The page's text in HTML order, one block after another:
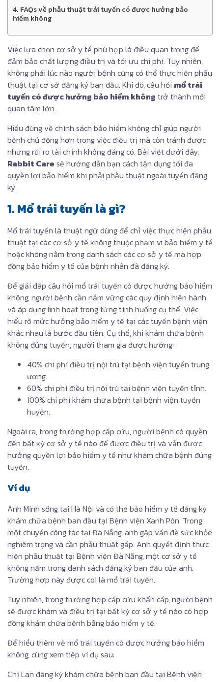
4. FAQs về phẫu thuật trái tuyến có được hưởng bảo
hiểm không
Việc lựa chọn cơ sở y tế phù hợp là điều quan trọng để
đảm bảo chất lượng điều trị và tối ưu chi phí. Tuy nhiên,
không phải lúc nào người bệnh cũng có thể thực hiện phẫu
thuật tại cơ sở đăng ký ban đầu. Khi đó, câu hỏi mổ trái
tuyến có được hưởng bảo hiểm không trở thành mối
quan tâm lớn.
Hiểu đúng về chính sách bảo hiểm không chỉ giúp người
bệnh chủ động hơn trong việc điều trị mà còn tránh được
những rủi ro tài chính không đáng có. Bài viết dưới đây,
Rabbit Care sẽ hướng dẫn bạn cách tận dụng tối đa
quyền lợi bảo hiểm khi phải phẫu thuật ngoài tuyến đăng
ký.
1. Mổ trái tuyến là gì?
Mổ trái tuyến là thuật ngữ dùng để chỉ việc thực hiện phẫu
thuật tại các cơ sở y tế không thuộc phạm vi bảo hiểm y tế
hoặc không nằm trong danh sách các cơ sở y tế mà hợp
đồng bảo hiểm y tế của bệnh nhân đã đăng ký.
Để giải đáp câu hỏi mổ trái tuyến có được hưởng bảo hiểm
không, người bệnh cần nắm vững các quy định hiện hành
và áp dụng linh hoạt trong từng tình huống cụ thể. Việc
hiểu rõ mức hưởng bảo hiểm y tế tại các tuyến bệnh viện
khác nhau là bước đầu tiên. Cụ thể, khi khám chữa bệnh
không đúng tuyến, người tham gia được hưởng:
40% chi phí điều trị nội trú tại bệnh viện tuyến trung
ương.
60% chi phí điều trị nội trú tại bệnh viện tuyến tỉnh.
100% chi phí khám chữa bệnh tại bệnh viện tuyến
huyện.
Ngoài ra, trong trường hợp cấp cứu, người bệnh có quyền
đến bất kỳ cơ sở y tế nào để được điều trị và vẫn được
hưởng quyền lợi bảo hiểm y tế như khám chữa bệnh đúng
tuyến.
Ví dụ
Anh Minh sống tại Hà Nội và có thẻ bảo hiểm y tế đăng ký
khám chữa bệnh ban đầu tại Bệnh viện Xanh Pôn. Trong
một chuyến công tác tại Đà Nẵng, anh gặp vấn đề sức khỏe
nghiêm trọng và cần phẫu thuật gấp. Anh quyết định thực
hiện phẫu thuật tại Bệnh viện Đà Nẵng, một cơ sở y tế
không nằm trong danh sách đăng ký ban đầu của anh.
Trường hợp này được coi là mổ trái tuyến.
Tuy nhiên, trong trường hợp cấp cứu khẩn cấp, người bệnh
sẽ được khám và điều trị tại bất kỳ cơ sở y tế nào có hợp
đồng khám chữa bệnh bằng bảo hiểm y tế.
Để hiểu thêm về mổ trái tuyến có được hưởng bảo hiểm
không​, cùng xem tiếp ví dụ sau:
Chị Lan đăng ký khám chữa bệnh ban đầu tại Bệnh viện